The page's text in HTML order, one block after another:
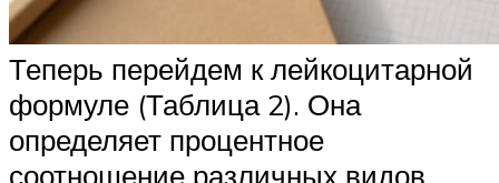
Теперь перейдем к лейкоцитарной
формуле (Таблица 2). Она
определяет процентное
соотношение различных видов